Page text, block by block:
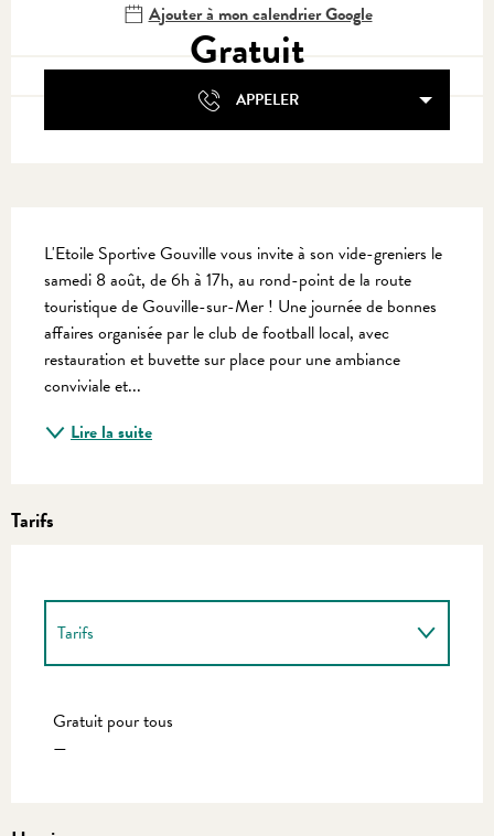
Ajouter à mon calendrier Google
Gratuit
APPELER
L'Etoile Sportive Gouville vous invite à son vide-greniers le
samedi 8 août, de 6h à 17h, au rond-point de la route
touristique de Gouville-sur-Mer ! Une journée de bonnes
affaires organisée par le club de football local, avec
restauration et buvette sur place pour une ambiance
conviviale et...
Lire la suite
Tarifs
Tarifs
Gratuit pour tous
—